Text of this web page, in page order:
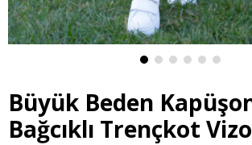
Büyük Beden
Bağcıklı Trençkot